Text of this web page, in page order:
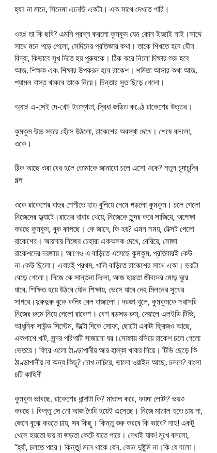
হ্যা! না মানে, সিনেমা এনেছি একটা। এক সাথে দেখতে পারি।
ওহঃ! তা কি ছবি? এমনি প্রশ্ন করলো কুমকুম যেন কোন ইচ্ছাই নাই।সাথে
সাথে মনে পড়ে গেলো, সেদিনের প্রতিজ্ঞার কথা। তাকে শিখতে হবে যৌন
বিদ্যা, কিভাবে সুখ দিতে হয় পুরুষকে। ঠিক করে নিলো দিক্ষার শুরু হবে
আজ, শিক্ষক এবং শিক্ষার উপকরন হবে রাকেশ। শমিতা আসার কথা আজ,
শ্যামল বাস্ত থাকবে তাকে নিয়ে। চিন্তার সুত ছিড়ে গেলো।
অ্যাঃ! এ-সেই দে-খো! ইতস্থতা, দ্বিধা জড়িত কণ্ঠে রাকেশের উত্তর।
কুমকুম উচ্চ স্বরে হেঁসে উঠলো, রাকেশের অবস্থা দেখে। শেষে বললো,
ওকে।
ঠিক আছে ওরা বের হলে তোমাকে জানাবো চলে এসো ওকে? নতুন চুদাচুদির
গল্প
ওকে রাকেশের বাহুর পেশীতে হাত বুলিয়ে নেমে পড়লো কুমকুম। চলে গেলো
নিজেদের ফ্ল্যাটে।রাতের খাবার খেয়ে, নিজেকে সুন্দর করে সাজিয়ে, অপেক্ষা
করছে কুমকুম, বুক কাপছে। কে জানে, কি হয়? এমন সময়, টেক্সট পেলো
রাকেশের। আয়নায় নিজের চেহারা একঝলক দেখে, বেরিয়ে, সোজা
রাকেশদের দরজায়। আগেও এ বাড়িতে এসেছে কুমকুম, প্রতিবারই কেউ-
না-কেউ ছিলো। এবারই প্রথম, খালি বাড়িতে রাকেশের সাথে একা। ভয়টা
বেড়ে গেলো। নিজে কে সান্তনা দিলো, আজ হয়তো জীবনের মোড় ঘুরে
যাবে, শিক্ষিত হয়ে উঠবে যৌন শিক্ষায়, ভেসে যাবে দেহ মিলনের সুখের
সাগরে।দুরুদুরু বুকে কলিং বেল বাজালো। দরজা খুলে, কুমকুমকে সরাসরি
নিজের রুমে নিয়ে গেলো রাকেশ। বেশ বড়সড় রুম, দেয়ালে এলইডি টিভি,
আধুনিক সাউন্ড সিস্টেম, উল্টো দিকে সোফা, ছোটো একটা ফ্রিজও আছে,
একপাশে খাট, সুন্দর পরিপাটি সাজানো ঘর।সোফায় বসিয়ে রাকেশ চলে গেলো
ভেতরে। ফিরে এলো ঠাণ্ডাপানীয় আর হাল্কা খাবার নিয়ে। টিভি ছেড়ে কি
ঠাণ্ডাপানীয় না অন্য কিছু? চোখ নাচিয়ে, ভালো ওয়াইন আছে, চলবে? বাংলা
চটি কাহিনী
কুমকুম ভাবছে, রাকেশের ধান্দাটা কি? মাতাল করে, ফয়দা লোটা? ভয়ও
করছে। কিন্তু সে তো আজ তৈরি হয়েই এসেছে। নিজে মাতাল হতে চায় না,
জেনে বুঝে করতে চায়, সব কিছু। কিন্তু শুরু করবে কি ভাবে? নাহ! একটু
খেলে হয়তো ভয় বা জড়তা কেটে যাতে পারে। দেখাই যাক! মুখে বললো,
“হ্যাঁ, চলতে পারে। কিন্তু! মনে থাকে যেন, কোন দুষ্টুমি না।কি যে বলো।